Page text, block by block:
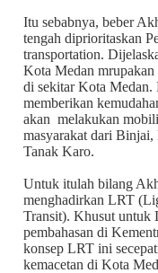
Itu sebabnya, beber
tengah diprioritaskan
transportation.
Kota Medan mrupakan
di sekitar Kota Medan.
memberikan
akan melakukan
masyarakat dari Binjai,
Tanak Karo.
Untuk itulah bilang
menghadirkan LRT
Transit). Khusut untuk
pembahasan di
konsep LRT ini
kemacetan di Kota